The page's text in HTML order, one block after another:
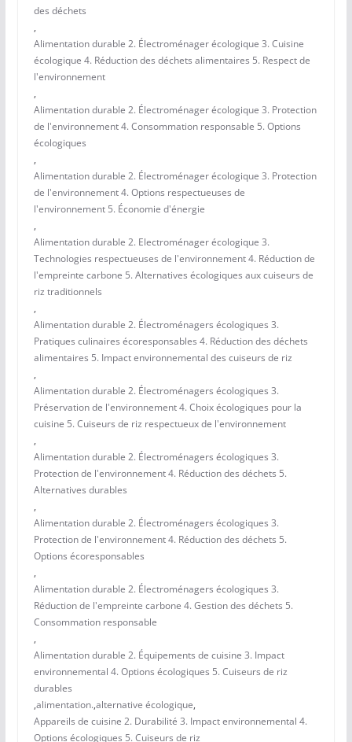
des déchets
,
Alimentation durable 2. Électroménager écologique 3. Cuisine
écologique 4. Réduction des déchets alimentaires 5. Respect de
l'environnement
,
Alimentation durable 2. Électroménager écologique 3. Protection
de l'environnement 4. Consommation responsable 5. Options
écologiques
,
Alimentation durable 2. Électroménager écologique 3. Protection
de l'environnement 4. Options respectueuses de
l'environnement 5. Économie d'énergie
,
Alimentation durable 2. Electroménager écologique 3.
Technologies respectueuses de l'environnement 4. Réduction de
l'empreinte carbone 5. Alternatives écologiques aux cuiseurs de
riz traditionnels
,
Alimentation durable 2. Électroménagers écologiques 3.
Pratiques culinaires écoresponsables 4. Réduction des déchets
alimentaires 5. Impact environnemental des cuiseurs de riz
,
Alimentation durable 2. Électroménagers écologiques 3.
Préservation de l'environnement 4. Choix écologiques pour la
cuisine 5. Cuiseurs de riz respectueux de l'environnement
,
Alimentation durable 2. Électroménagers écologiques 3.
Protection de l'environnement 4. Réduction des déchets 5.
Alternatives durables
,
Alimentation durable 2. Électroménagers écologiques 3.
Protection de l'environnement 4. Réduction des déchets 5.
Options écoresponsables
,
Alimentation durable 2. Électroménagers écologiques 3.
Réduction de l'empreinte carbone 4. Gestion des déchets 5.
Consommation responsable
,
Alimentation durable 2. Équipements de cuisine 3. Impact
environnemental 4. Options écologiques 5. Cuiseurs de riz
durables
,alimentation.,alternative écologique,
Appareils de cuisine 2. Durabilité 3. Impact environnemental 4.
Options écologiques 5. Cuiseurs de riz